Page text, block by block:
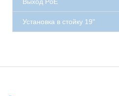
Выход PoE
Установка в стойку 19"